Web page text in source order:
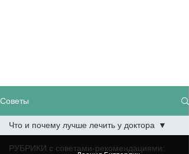
Советы
РУБРИКИ с советами-рекомендациями:
Что и почему лучше лечить у доктора